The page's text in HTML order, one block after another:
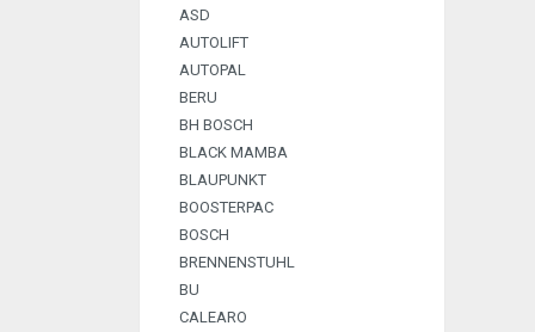
ASD
AUTOLIFT
AUTOPAL
BERU
BH BOSCH
BLACK MAMBA
BLAUPUNKT
BOOSTERPAC
BOSCH
BRENNENSTUHL
BU
CALEARO